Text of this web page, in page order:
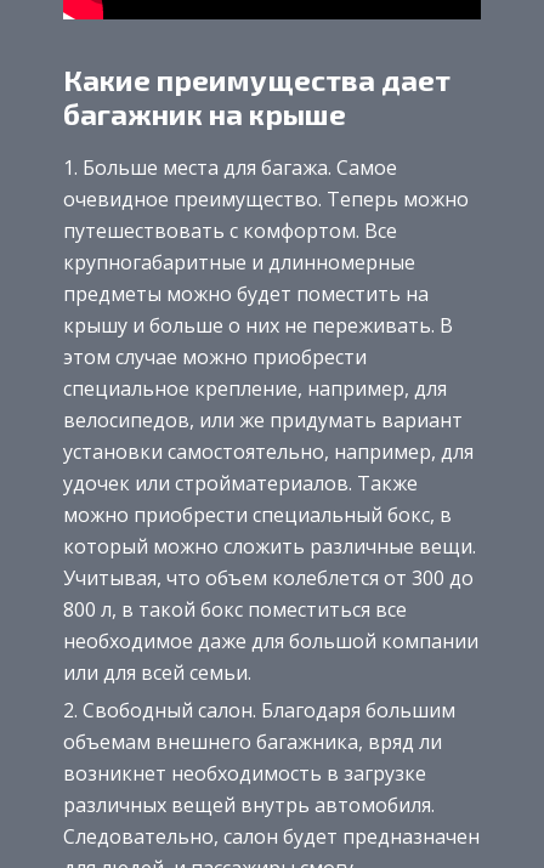
Какие преимущества дает
багажник на крыше
Больше места для багажа. Самое
очевидное преимущество. Теперь можно
путешествовать с комфортом. Все
крупногабаритные и длинномерные
предметы можно будет поместить на
крышу и больше о них не переживать. В
этом случае можно приобрести
специальное крепление, например, для
велосипедов, или же придумать вариант
установки самостоятельно, например, для
удочек или стройматериалов. Также
можно приобрести специальный бокс, в
который можно сложить различные вещи.
Учитывая, что объем колеблется от 300 до
800 л, в такой бокс поместиться все
необходимое даже для большой компании
или для всей семьи.
Свободный салон. Благодаря большим
объемам внешнего багажника, вряд ли
возникнет необходимость в загрузке
различных вещей внутрь автомобиля.
Следовательно, салон будет предназначен